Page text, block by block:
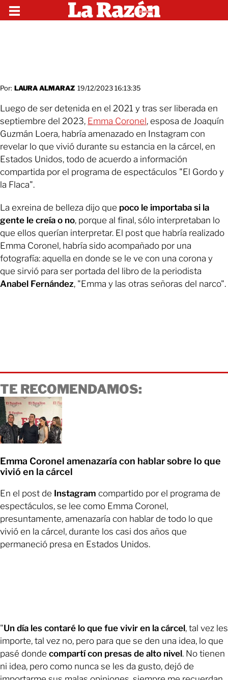
Por: LAURA ALMARAZ 19/12/2023 16:13:35
Luego de ser detenida en el 2021 y tras ser liberada en
septiembre del 2023, Emma Coronel, esposa de Joaquín
Guzmán Loera, habría amenazado en Instagram con
revelar lo que vivió durante su estancia en la cárcel, en
Estados Unidos, todo de acuerdo a información
compartida por el programa de espectáculos "El Gordo y
la Flaca".
La exreina de belleza dijo que poco le importaba si la
gente le creía o no, porque al final, sólo interpretaban lo
que ellos querían interpretar. El post que habría realizado
Emma Coronel, habría sido acompañado por una
fotografía: aquella en donde se le ve con una corona y
que sirvió para ser portada del libro de la periodista
Anabel Fernández, "Emma y las otras señoras del narco".
TE RECOMENDAMOS:
Emma Coronel amenazaría con hablar sobre lo que
vivió en la cárcel
En el post de Instagram compartido por el programa de
espectáculos, se lee como Emma Coronel,
presuntamente, amenazaría con hablar de todo lo que
vivió en la cárcel, durante los casi dos años que
permaneció presa en Estados Unidos.
"Un día les contaré lo que fue vivir en la cárcel, tal vez les
importe, tal vez no, pero para que se den una idea, lo que
pasé donde compartí con presas de alto nivel. No tienen
ni idea, pero como nunca se les da gusto, dejó de